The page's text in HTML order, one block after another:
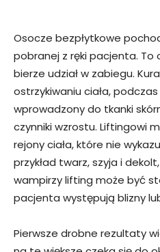
Osocze bezpłytkowe
pobranej z ręki pacjenta.
bierze udział w zabiegu.
ostrzykiwaniu ciała,
wprowadzony do tkanki
czynniki wzrostu. Liftingowi
rejony ciała, które nie
przykład twarz, szyja i
wampirzy lifting może być
pacjenta występują blizny
Pierwsze drobne rezultaty